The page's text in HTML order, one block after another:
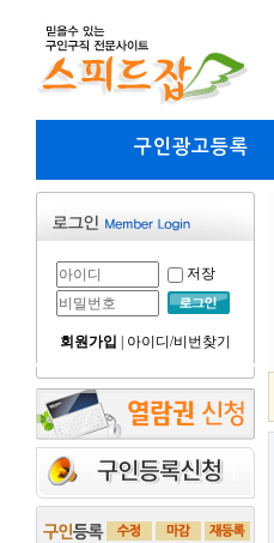
구인광고등록
저장
회원가입 아이디/비번찾기